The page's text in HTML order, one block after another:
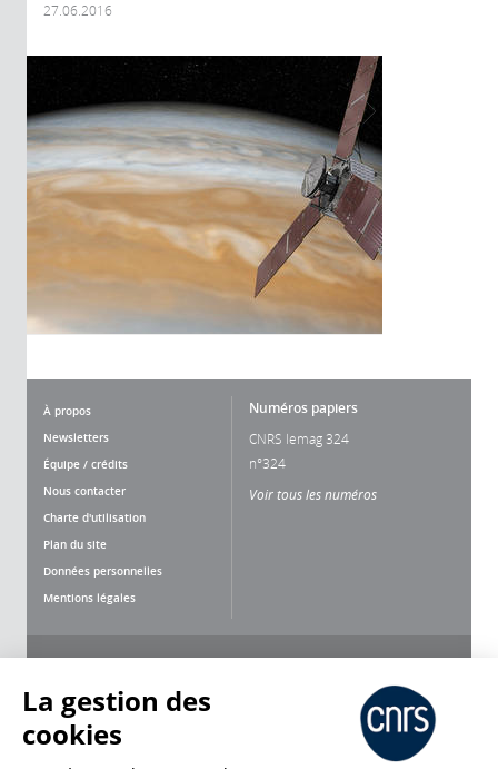
27.06.2016
À propos
Newsletters
Équipe / crédits
Nous contacter
Charte d'utilisation
Plan du site
Données personnelles
Mentions légales
Numéros papiers
CNRS lemag 324
n°324
Voir tous les numéros
La gestion des
cookies